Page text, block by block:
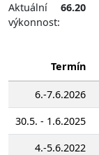
Aktuální
výkonnost:
66.20
Termín
6.-7.6.2026
30.5. - 1.6.2025
4.-5.6.2022